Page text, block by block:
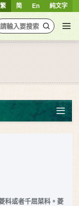
繁 简 En 純文字
科或者千屈菜科。菱